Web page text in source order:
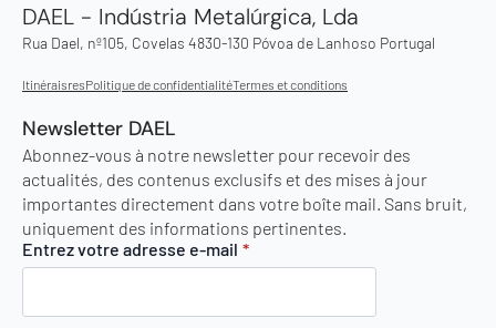
DAEL - Indústria Metalúrgica, Lda
Rua Dael, nº105, Covelas 4830-130 Póvoa de Lanhoso Portugal
ItinéraisresPolitique de confidentialitéTermes et conditions
Newsletter DAEL
Abonnez-vous à notre newsletter pour recevoir des
actualités, des contenus exclusifs et des mises à jour
importantes directement dans votre boîte mail. Sans bruit,
uniquement des informations pertinentes.
Entrez votre adresse e-mail *